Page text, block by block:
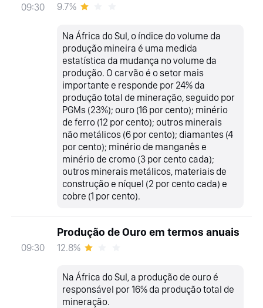
09:30 9.7%
Na África do Sul, o índice do volume da
produção mineira é uma medida
estatística da mudança no volume da
produção. O carvão é o setor mais
importante e responde por 24% da
produção total de mineração, seguido por
PGMs (23%); ouro (16 por cento); minério
de ferro (12 por cento); outros minerais
não metálicos (6 por cento); diamantes (4
por cento); minério de manganês e
minério de cromo (3 por cento cada);
outros minerais metálicos, materiais de
construção e níquel (2 por cento cada) e
cobre (1 por cento).
09:30
Produção de Ouro em termos anuais
12.8%
Na África do Sul, a produção de ouro é
responsável por 16% da produção total de
mineração.